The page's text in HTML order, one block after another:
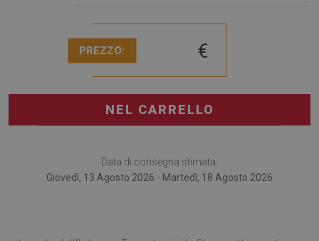
PREZZO: €
NEL CARRELLO
Data di consegna stimata:
Giovedì, 13 Agosto 2026 - Martedì, 18 Agosto 2026